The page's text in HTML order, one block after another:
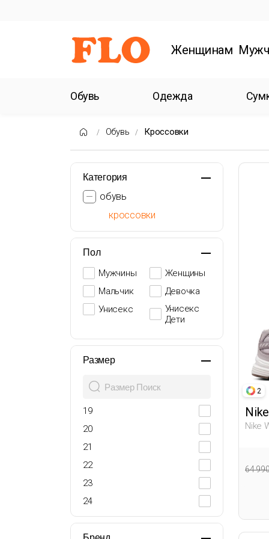
Женщинам
Обувь Одежда
Обувь Кроссовки
Категория
обувь
кроссовки
Пол
Мужчины
Женщины
Мальчик
Девочка
Унисекс
Унисекс
Дети
Размер
19
20
21
22
23
24
25
2
Nike
Nike
64